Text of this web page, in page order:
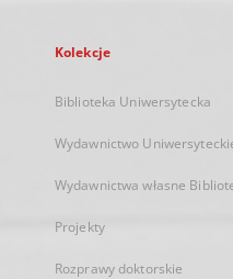
Kolekcje
Biblioteka Uniwersytecka
Wydawnictwo
Wydawnictwa własne
Projekty
Rozprawy doktorskie